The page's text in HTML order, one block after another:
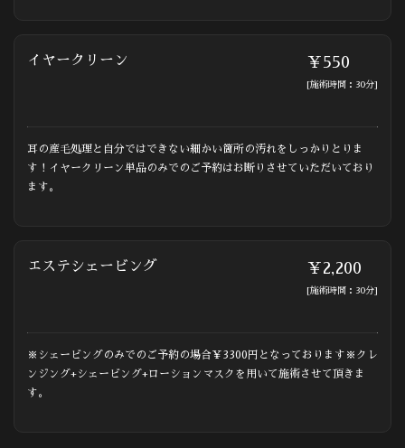
イヤークリーン ￥550
[施術時間：30分]
耳の産毛処理と自分ではできない細かい箇所の汚れをしっかりとりま
す！イヤークリーン単品のみでのご予約はお断りさせていただいており
ます。
エステシェービング ￥2,200
[施術時間：30分]
※シェービングのみでのご予約の場合￥3300円となっております※クレ
ンジング+シェービング+ローションマスクを用いて施術させて頂きま
す。